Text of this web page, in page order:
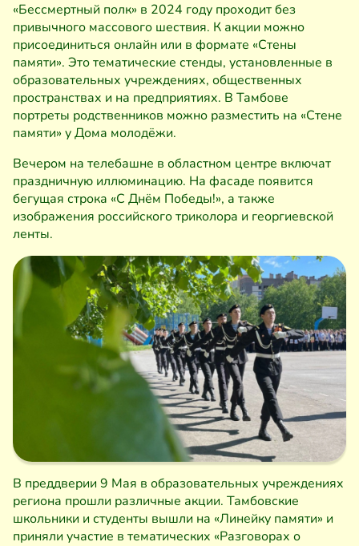
«Бессмертный полк» в 2024 году проходит без
привычного массового шествия. К акции можно
присоединиться онлайн или в формате «Стены
памяти». Это тематические стенды, установленные в
образовательных учреждениях, общественных
пространствах и на предприятиях. В Тамбове
портреты родственников можно разместить на «Стене
памяти» у Дома молодёжи.
Вечером на телебашне в областном центре включат
праздничную иллюминацию. На фасаде появится
бегущая строка «С Днём Победы!», а также
изображения российского триколора и георгиевской
ленты.
В преддверии 9 Мая в образовательных учреждениях
региона прошли различные акции. Тамбовские
школьники и студенты вышли на «Линейку памяти» и
приняли участие в тематических «Разговорах о